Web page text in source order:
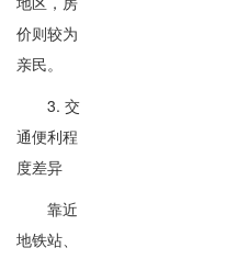
价则较为
亲民。
3. 交
通便利程
度差异
靠近
地铁站、